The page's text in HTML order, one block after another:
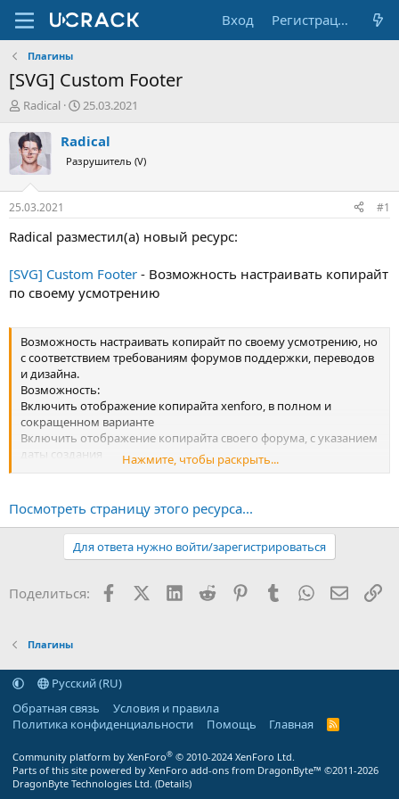
Вход Регистрация
Плагины
[SVG] Сustom Footer
А
т
о
р
т
е
м
ы
Radical
Д
т
н
а
л
25.03.2021
Radical
Разрушитель (V)
25.03.2021 #1
Radical разместил(а) новый ресурс:
[SVG] Сustom Footer - Возможность настраивать копирайт
по своему усмотрению
Возможность настраивать копирайт по своему усмотрению, но
с соответствием требованиям форумов поддержки, переводов
и дизайна.
Возможность:
Включить отображение копирайта xenforo, в полном и
сокращенном варианте
Включить отображение копирайта своего форума, с указанием
даты создания
Включить отображение копирайта перевода
Включить отображение своего текста, с поддержкой
форматирования html
Включить блок для...
Нажмите, чтобы раскрыть...
Посмотреть страницу этого ресурса...
Для ответа нужно войти/зарегистрироваться
Поделиться: FacebookX (Twitter)
LinkedIn
Reddit PinterestTumblr WhatsApp
Плагины
Русский (RU)
Обратная связь
Условия и правила
Политика конфиденциальности
Помощь Главная
R
Community platform by XenForo® © 2010-2024 XenForo Ltd.
Parts of this site powered by XenForo add-ons from DragonByte™ ©2011-2026
DragonByte Technologies Ltd. (Details)